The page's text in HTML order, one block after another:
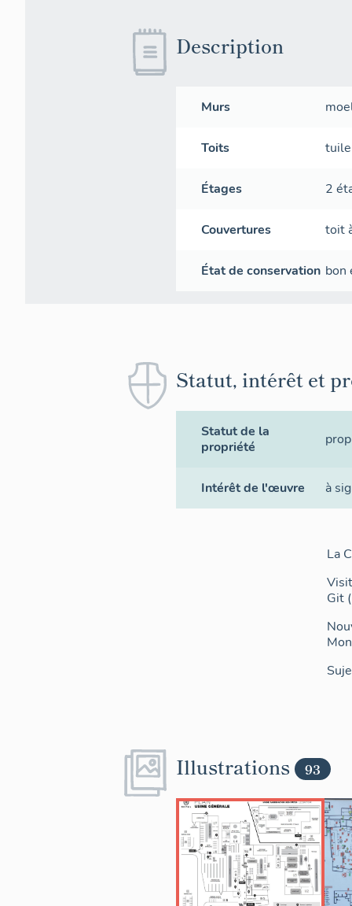
Description
Murs
Toits
Étages 2
Couvertures toit
État de conservation bon
Statut, intérêt et
Statut de la
propriété
Intérêt de l'œuvre à
La
Git
Illustrations 93